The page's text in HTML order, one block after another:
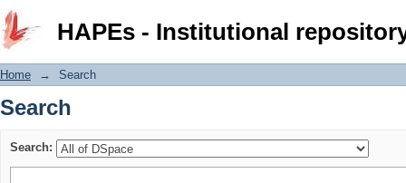
HAPEs - Institutional
Search
Home → Search
Search
Search: